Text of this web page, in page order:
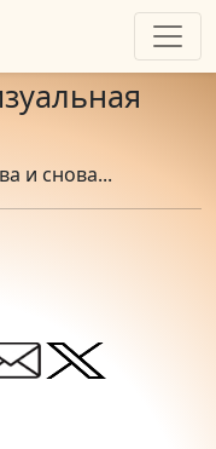
и снова...